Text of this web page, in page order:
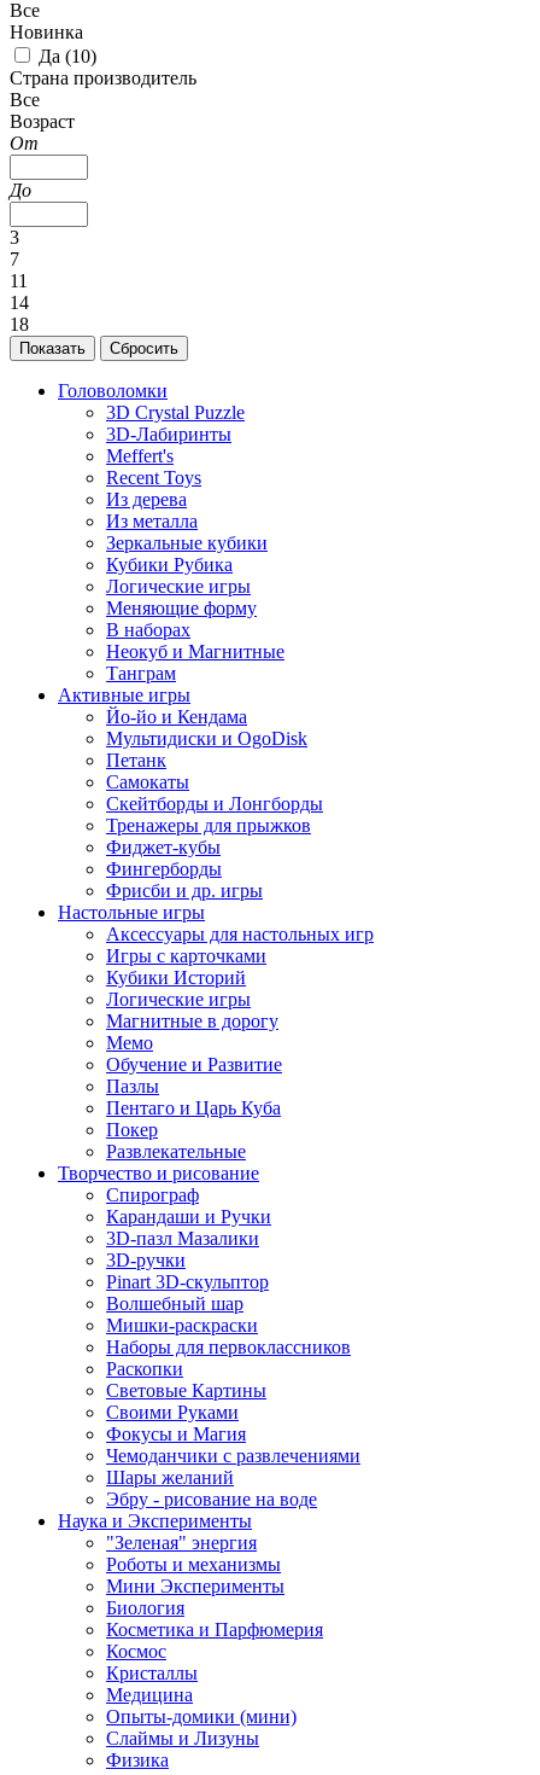
Все
Новинка
Да (10)
Страна производитель
Все
Возраст
От
До
3
7
11
14
18
Головоломки
3D Crystal Puzzle
3D-Лабиринты
Meffert's
Recent Toys
Из дерева
Из металла
Зеркальные кубики
Кубики Рубика
Логические игры
Меняющие форму
В наборах
Неокуб и Магнитные
Танграм
Активные игры
Йо-йо и Кендама
Мультидиски и OgoDisk
Петанк
Самокаты
Скейтборды и Лонгборды
Тренажеры для прыжков
Фиджет-кубы
Фингерборды
Фрисби и др. игры
Настольные игры
Аксессуары для настольных игр
Игры с карточками
Кубики Историй
Логические игры
Магнитные в дорогу
Мемо
Обучение и Развитие
Пазлы
Пентаго и Царь Куба
Покер
Развлекательные
Творчество и рисование
Спирограф
Карандаши и Ручки
3D-пазл Мазалики
3D-ручки
Pinart 3D-скульптор
Волшебный шар
Мишки-раскраски
Наборы для первоклассников
Раскопки
Световые Картины
Своими Руками
Фокусы и Магия
Чемоданчики с развлечениями
Шары желаний
Эбру - рисование на воде
Наука и Эксперименты
"Зеленая" энергия
Роботы и механизмы
Мини Эксперименты
Биология
Косметика и Парфюмерия
Космос
Кристаллы
Медицина
Опыты-домики (мини)
Слаймы и Лизуны
Физика